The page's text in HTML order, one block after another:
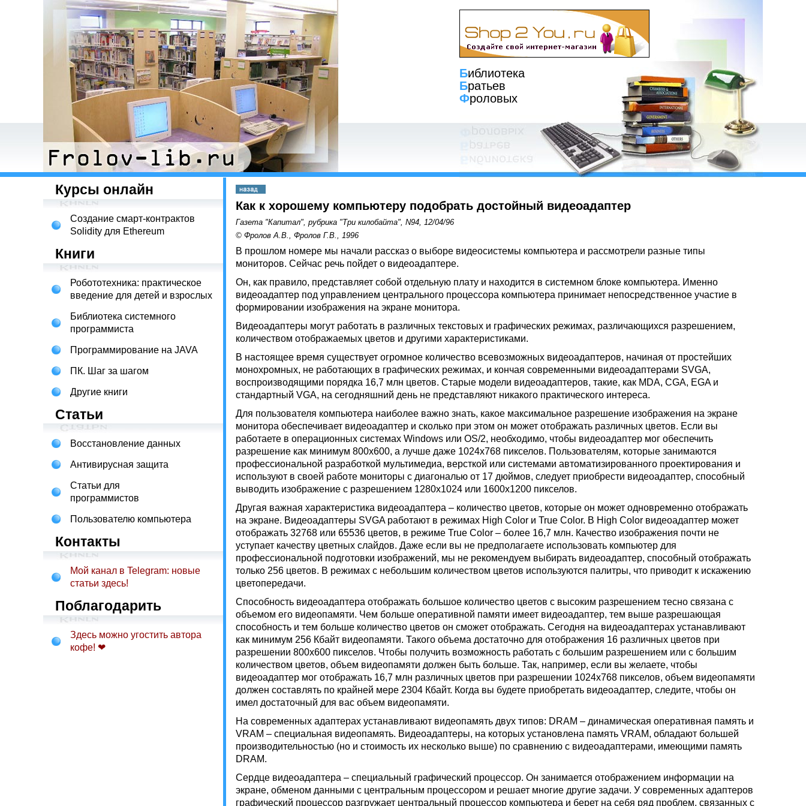
Библиотека
Братьев
Фроловых
Курсы онлайн
Создание смарт-контрактов
Solidity для Ethereum
Книги
Робототехника: практическое
введение для детей и взрослых
Библиотека системного
программиста
Программирование на JAVA
ПК. Шаг за шагом
Другие книги
Статьи
Восстановление данных
Антивирусная защита
Статьи для
программистов
Пользователю компьютера
Контакты
Мой канал в Telegram: новые
статьи здесь!
Поблагодарить
Здесь можно угостить автора
кофе! ❤
Как к хорошему компьютеру подобрать достойный видеоадаптер
Газета "Капитал", рубрика "Три килобайта", N94, 12/04/96
© Фролов А.В., Фролов Г.В., 1996
В прошлом номере мы начали рассказ о выборе видеосистемы компьютера и рассмотрели разные типы
мониторов. Сейчас речь пойдет о видеоадаптере.
Он, как правило, представляет собой отдельную плату и находится в системном блоке компьютера. Именно
видеоадаптер под управлением центрального процессора компьютера принимает непосредственное участие в
формировании изображения на экране монитора.
Видеоадаптеры могут работать в различных текстовых и графических режимах, различающихся разрешением,
количеством отображаемых цветов и другими характеристиками.
В настоящее время существует огромное количество всевозможных видеоадаптеров, начиная от простейших
монохромных, не работающих в графических режимах, и кончая современными видеоадаптерами SVGA,
воспроизводящими порядка 16,7 млн цветов. Старые модели видеоадаптеров, такие, как MDA, CGA, EGA и
стандартный VGA, на сегодняшний день не представляют никакого практического интереса.
Для пользователя компьютера наиболее важно знать, какое максимальное разрешение изображения на экране
монитора обеспечивает видеоадаптер и сколько при этом он может отображать различных цветов. Если вы
работаете в операционных системах Windows или OS/2, необходимо, чтобы видеоадаптер мог обеспечить
разрешение как минимум 800х600, а лучше даже 1024х768 пикселов. Пользователям, которые занимаются
профессиональной разработкой мультимедиа, версткой или системами автоматизированного проектирования и
используют в своей работе мониторы с диагональю от 17 дюймов, следует приобрести видеоадаптер, способный
выводить изображение с разрешением 1280х1024 или 1600х1200 пикселов.
Другая важная характеристика видеоадаптера – количество цветов, которые он может одновременно отображать
на экране. Видеоадаптеры SVGA работают в режимах High Color и True Color. В High Color видеоадаптер может
отображать 32768 или 65536 цветов, в режиме True Color – более 16,7 млн. Качество изображения почти не
уступает качеству цветных слайдов. Даже если вы не предполагаете использовать компьютер для
профессиональной подготовки изображений, мы не рекомендуем выбирать видеоадаптер, способный отображать
только 256 цветов. В режимах с небольшим количеством цветов используются палитры, что приводит к искажению
цветопередачи.
Способность видеоадаптера отображать большое количество цветов с высоким разрешением тесно связана с
объемом его видеопамяти. Чем больше оперативной памяти имеет видеоадаптер, тем выше разрешающая
способность и тем больше количество цветов он сможет отображать. Сегодня на видеоадаптерах устанавливают
как минимум 256 Кбайт видеопамяти. Такого объема достаточно для отображения 16 различных цветов при
разрешении 800х600 пикселов. Чтобы получить возможность работать с большим разрешением или с большим
количеством цветов, объем видеопамяти должен быть больше. Так, например, если вы желаете, чтобы
видеоадаптер мог отображать 16,7 млн различных цветов при разрешении 1024х768 пикселов, объем видеопамяти
должен составлять по крайней мере 2304 Кбайт. Когда вы будете приобретать видеоадаптер, следите, чтобы он
имел достаточный для вас объем видеопамяти.
На современных адаптерах устанавливают видеопамять двух типов: DRAM – динамическая оперативная память и
VRAM – специальная видеопамять. Видеоадаптеры, на которых установлена память VRAM, обладают большей
производительностью (но и стоимость их несколько выше) по сравнению с видеоадаптерами, имеющими память
DRAM.
Сердце видеоадаптера – специальный графический процессор. Он занимается отображением информации на
экране, обменом данными с центральным процессором и решает многие другие задачи. У современных адаптеров
графический процессор разгружает центральный процессор компьютера и берет на себя ряд проблем, связанных с